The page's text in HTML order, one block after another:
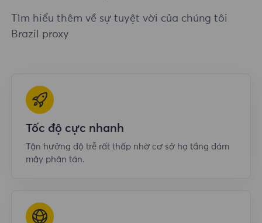
Tìm hiểu thêm về sự tuyệt vời của chúng tôi
Brazil proxy
Tốc độ cực nhanh
Tận hưởng độ trễ rất thấp nhờ cơ sở hạ tầng đám
mây phân tán.